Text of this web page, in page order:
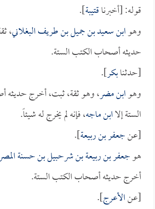
قوله: [أخبرناقتيبة].
وهوابن سعيد بن جميل بن طريف البغلاني،
حديثه أصحاب الكتب الستة.
[حدثنابكر].
وهوابن مضر، وهو ثقة، ثبت، أخرج
الستة إلاابن ماجه، فإنه لم يخرج له شيئاً.
[عنجعفر بن ربيعة].
هوجعفر بن ربيعة بن شرحبيل بن حسنة
أخرج حديثه أصحاب الكتب الستة.
[عنالأعرج].